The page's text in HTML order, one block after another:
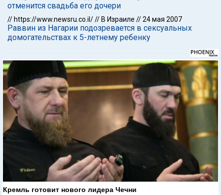
отменится свадьба его дочери
// https://www.newsru.co.il/// В Израиле //24 мая 2007
Раввин из Нагарии подозревается в сексуальных
домогательствах к 5-летнему ребенку
Кремль готовит нового лидера Чечни